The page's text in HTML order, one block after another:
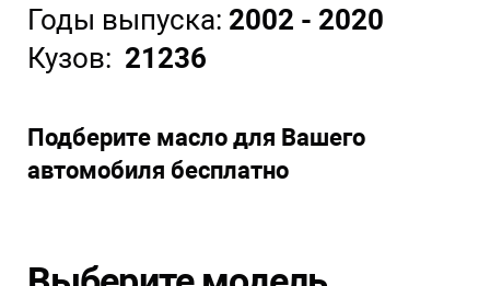
Годы выпуска: 2002 - 2020
Кузов: 21236
Подберите масло для Вашего
автомобиля бесплатно